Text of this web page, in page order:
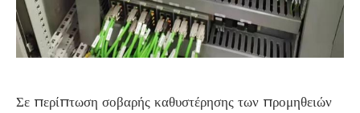
Σε περίπτωση σοβαρής καθυστέρησης των προμηθειών